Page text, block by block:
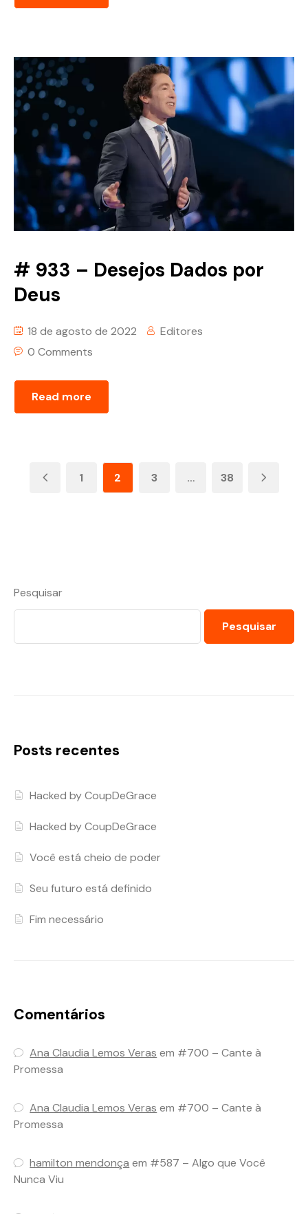
# 933 – Desejos Dados por
Deus
18 de agosto de 2022
Editores
0 Comments
Read more
1 2 3 … 38
Pesquisar
Pesquisar
Posts recentes
Hacked by CoupDeGrace
Hacked by CoupDeGrace
Você está cheio de poder
Seu futuro está definido
Fim necessário
Comentários
Ana Claudia Lemos Veras em #700 – Cante à
Promessa
Ana Claudia Lemos Veras em #700 – Cante à
Promessa
hamilton mendonça em #587 – Algo que Você
Nunca Viu